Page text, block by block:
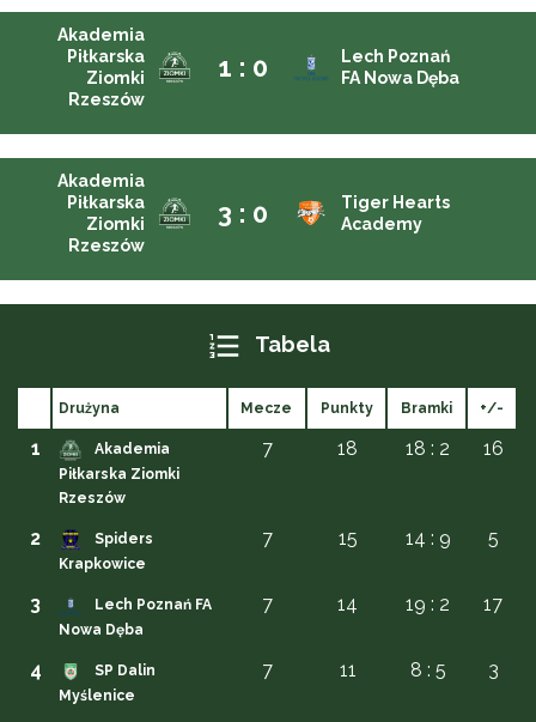
Akademia
Piłkarska
Ziomki
Rzeszów
1 : 0
Lech Poznań
FA Nowa Dęba
Akademia
Piłkarska
Ziomki
Rzeszów
3 : 0
Tiger Hearts
Academy
Tabela
Drużyna Mecze Punkty Bramki +/-
1
Akademia
Piłkarska Ziomki
Rzeszów
7 18 18 : 2 16
2
Spiders
Krapkowice
7 15 14 : 9 5
3
Lech Poznań FA
Nowa Dęba
7 14 19 : 2 17
4
SP Dalin
Myślenice
7 11 8 : 5 3